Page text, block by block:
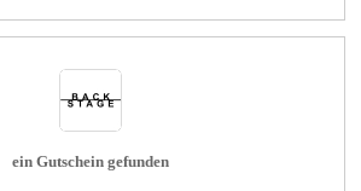
ein Gutschein gefunden